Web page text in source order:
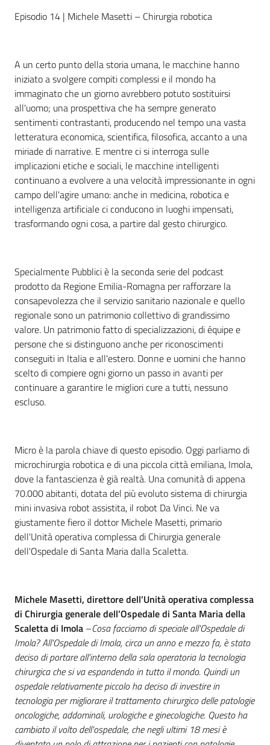
Episodio 14 | Michele Masetti – Chirurgia robotica
A un certo punto della storia umana, le macchine hanno
iniziato a svolgere compiti complessi e il mondo ha
immaginato che un giorno avrebbero potuto sostituirsi
all'uomo; una prospettiva che ha sempre generato
sentimenti contrastanti, producendo nel tempo una vasta
letteratura economica, scientifica, filosofica, accanto a una
miriade di narrative. E mentre ci si interroga sulle
implicazioni etiche e sociali, le macchine intelligenti
continuano a evolvere a una velocità impressionante in ogni
campo dell'agire umano: anche in medicina, robotica e
intelligenza artificiale ci conducono in luoghi impensati,
trasformando ogni cosa, a partire dal gesto chirurgico.
Specialmente Pubblici è la seconda serie del podcast
prodotto da Regione Emilia-Romagna per rafforzare la
consapevolezza che il servizio sanitario nazionale e quello
regionale sono un patrimonio collettivo di grandissimo
valore. Un patrimonio fatto di specializzazioni, di équipe e
persone che si distinguono anche per riconoscimenti
conseguiti in Italia e all'estero. Donne e uomini che hanno
scelto di compiere ogni giorno un passo in avanti per
continuare a garantire le migliori cure a tutti, nessuno
escluso.
Micro è la parola chiave di questo episodio. Oggi parliamo di
microchirurgia robotica e di una piccola città emiliana, Imola,
dove la fantascienza è già realtà. Una comunità di appena
70.000 abitanti, dotata del più evoluto sistema di chirurgia
mini invasiva robot assistita, il robot Da Vinci. Ne va
giustamente fiero il dottor Michele Masetti, primario
dell'Unità operativa complessa di Chirurgia generale
dell'Ospedale di Santa Maria dalla Scaletta.
Michele Masetti, direttore dell’Unità operativa complessa
di Chirurgia generale dell’Ospedale di Santa Maria della
Scaletta di Imola –Cosa facciamo di speciale all'Ospedale di
Imola? All'Ospedale di Imola, circa un anno e mezzo fa, è stato
deciso di portare all'interno della sala operatoria la tecnologia
chirurgica che si va espandendo in tutto il mondo. Quindi un
ospedale relativamente piccolo ha deciso di investire in
tecnologia per migliorare il trattamento chirurgico delle patologie
oncologiche, addominali, urologiche e ginecologiche. Questo ha
cambiato il volto dell'ospedale, che negli ultimi 18 mesi è